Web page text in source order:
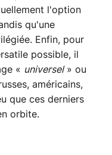
l'option
qu'une
Enfin, pour
possible, il
« universel» ou
américains,
que ces derniers
orbite.